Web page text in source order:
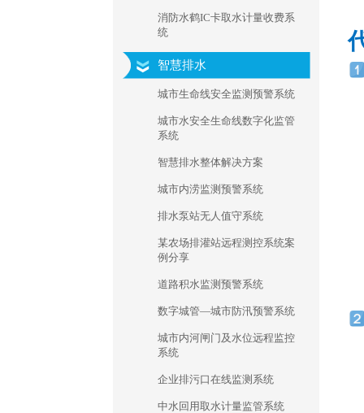
消防水鹤IC卡取水计量收费系
统
智慧排水
城市生命线安全监测预警系统
城市水安全生命线数字化监管
系统
智慧排水整体解决方案
城市内涝监测预警系统
排水泵站无人值守系统
某农场排灌站远程测控系统案
例分享
道路积水监测预警系统
数字城管—城市防汛预警系统
城市内河闸门及水位远程监控
系统
企业排污口在线监测系统
中水回用取水计量监管系统